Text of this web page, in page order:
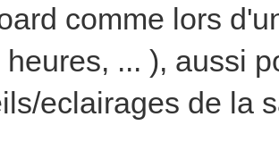
comme lors
heures, ... ), aussi
eclairages de la